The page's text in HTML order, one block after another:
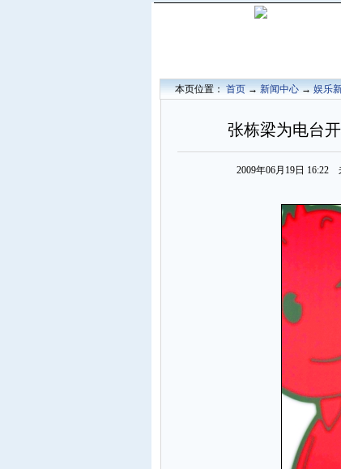
本页位置：首页→新闻中心→娱乐
张栋梁为电台
2009年06月19日